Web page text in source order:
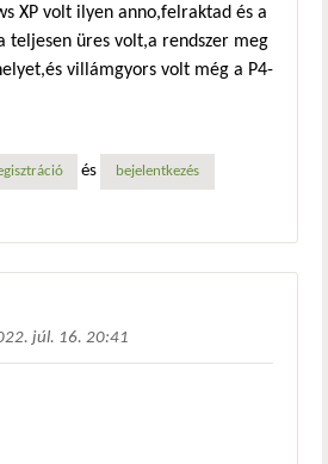
XP volt ilyen anno,felraktad és a
teljesen üres volt,a rendszer meg
villámgyors volt még a P4-
és bejelentkezés
júl. 16. 20:41